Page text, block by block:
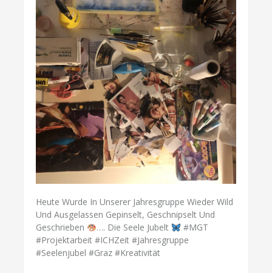
Heute Wurde In Unserer Jahresgruppe Wieder Wild
Und Ausgelassen Gepinselt, Geschnipselt Und
Geschrieben
…. Die Seele Jubelt
#MGT
#Projektarbeit #ICHZeit #Jahresgruppe
#Seelenjubel #Graz #Kreativität